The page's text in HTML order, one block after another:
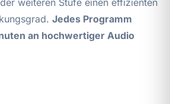
Jedes Programm
an hochwertiger Audio